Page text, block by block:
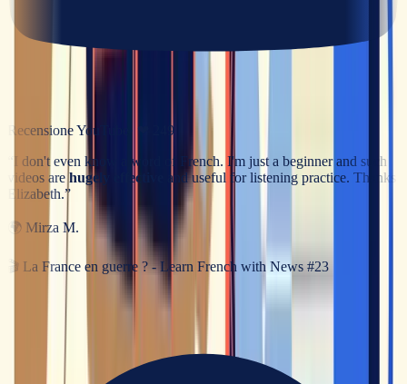
Recensione YouTube
249
I don't even know a word of French. I'm just a beginner and such
videos are hugely effective
and useful for listening practice. Thanks
Elizabeth.”
🌍 Mirza M.
🎬 La France en guerre ? - Learn French with News #23